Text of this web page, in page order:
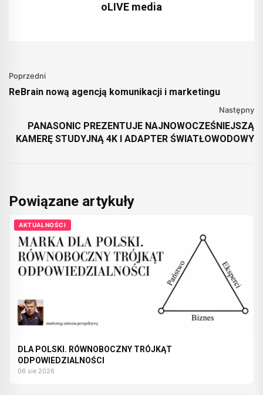
oLIVE media
Poprzedni
ReBrain nową agencją komunikacji i marketingu
Następny
PANASONIC PREZENTUJE NAJNOWOCZEŚNIEJSZĄ
KAMERĘ STUDYJNĄ 4K I ADAPTER ŚWIATŁOWODOWY
Powiązane artykuły
AKTUALNOŚCI
DLA POLSKI. RÓWNOBOCZNY TRÓJKĄT
ODPOWIEDZIALNOŚCI
06 sie 2026